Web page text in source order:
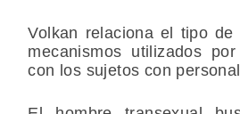
Volkan relaciona el tipo
mecanismos utilizados
con los sujetos con